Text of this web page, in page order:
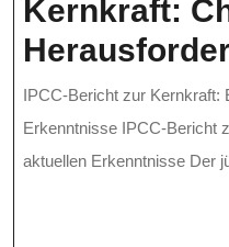
Kernkraft:
IPCC-Bericht zur Kernkraft:
Erkenntnisse IPCC-Bericht
aktuellen Erkenntnisse Der